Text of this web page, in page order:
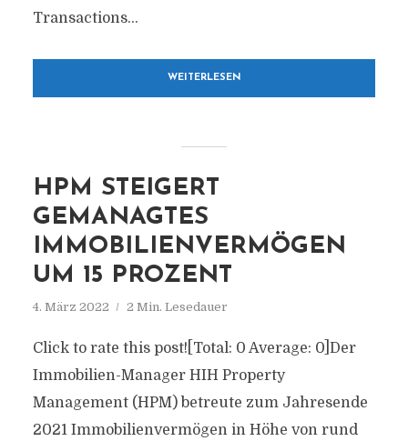
Transactions...
WEITERLESEN
HPM STEIGERT
GEMANAGTES
IMMOBILIENVERMÖGEN
UM 15 PROZENT
4. März 2022 2 Min. Lesedauer
Click to rate this post![Total: 0 Average: 0]Der
Immobilien-Manager HIH Property
Management (HPM) betreute zum Jahresende
2021 Immobilienvermögen in Höhe von rund